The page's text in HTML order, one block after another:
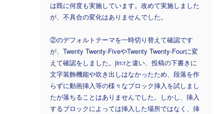
は既に何度も実施しています。改めて実施しました
が、不具合の変化はありませんでした。
②のデフォルトテーマを一時切り替えて確認です
が、Twenty Twenty-FiveやTwenty Twenty-Fourに変
えて確認をしました。jin:rと違い、投稿の下書きに
文字装飾機能や吹き出しはなかったため、段落を作
らずに動画挿入等の様々なブロック挿入を試しまし
たが落ちることはありませんでした。しかし、挿入
するブロックによっては挿入した場所ではなく、挿